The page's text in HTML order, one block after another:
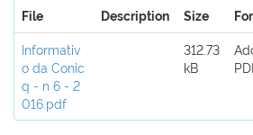
File Description Size
Informativ
o da Conic
q - n 6 - 2
016.pdf
312.73
kB